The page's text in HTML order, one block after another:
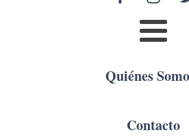
Quiénes
Contacto